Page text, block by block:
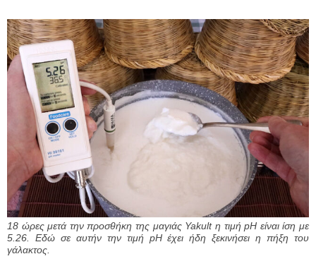
18 ώρες μετά την προσθήκη της μαγιάς Yakult η τιμή pH είναι ίση με
5.26. Εδώ σε αυτήν την τιμή pH έχει ήδη ξεκινήσει η πήξη του
γάλακτος.